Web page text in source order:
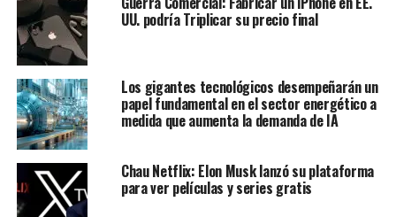
UU. podría Triplicar su precio final
Los gigantes tecnológicos desempeñarán un
papel fundamental en el sector energético a
medida que aumenta la demanda de IA
Chau Netflix: Elon Musk lanzó su plataforma
para ver películas y series gratis